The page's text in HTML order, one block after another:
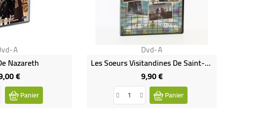
A
Nazareth
€Prix
Panier
Dvd-A
Les Soeurs Visitandines De Saint-Flour - Comme Une Fleur D'éternité
9,90 €Prix
Panier